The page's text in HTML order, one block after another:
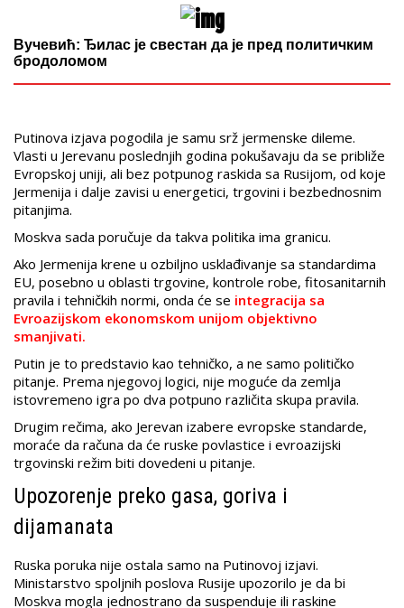
Вучевић: Ђилас је свестан да је пред политичким
бродоломом
Putinova izjava pogodila je samu srž jermenske dileme.
Vlasti u Jerevanu poslednjih godina pokušavaju da se približe
Evropskoj uniji, ali bez potpunog raskida sa Rusijom, od koje
Jermenija i dalje zavisi u energetici, trgovini i bezbednosnim
pitanjima.
Moskva sada poručuje da takva politika ima granicu.
Ako Jermenija krene u ozbiljno usklađivanje sa standardima
EU, posebno u oblasti trgovine, kontrole robe, fitosanitarnih
pravila i tehničkih normi, onda će se integracija sa
Evroazijskom ekonomskom unijom objektivno
smanjivati.
Putin je to predstavio kao tehničko, a ne samo političko
pitanje. Prema njegovoj logici, nije moguće da zemlja
istovremeno igra po dva potpuno različita skupa pravila.
Drugim rečima, ako Jerevan izabere evropske standarde,
moraće da računa da će ruske povlastice i evroazijski
trgovinski režim biti dovedeni u pitanje.
Upozorenje preko gasa, goriva i
dijamanata
Ruska poruka nije ostala samo na Putinovoj izjavi.
Ministarstvo spoljnih poslova Rusije upozorilo je da bi
Moskva mogla jednostrano da suspenduje ili raskine